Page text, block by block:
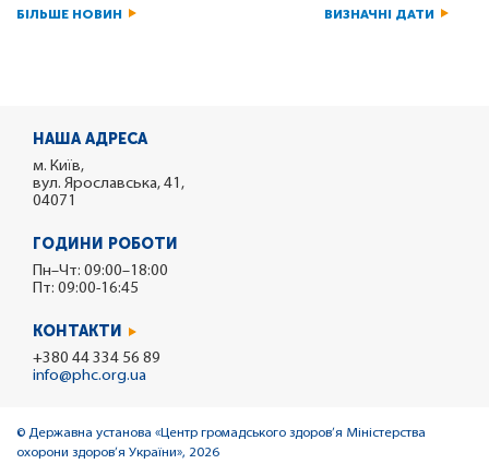
БІЛЬШЕ НОВИН ВИЗНАЧНІ ДАТИ
НАША АДРЕСА
м. Київ,
вул. Ярославська, 41,
04071
ГОДИНИ РОБОТИ
Пн–Чт: 09:00–18:00
Пт: 09:00-16:45
КОНТАКТИ
+380 44 334 56 89
info@phc.org.ua
© Державна установа «Центр громадського здоров’я Міністерства
охорони здоров’я України», 2026